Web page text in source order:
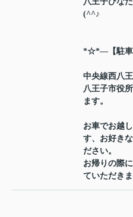
(^^♪
*☆*―【駐
中央線西八
八王子市役
ます。
お車でお越
す、お好き
ださい。
お帰りの際
ていただき